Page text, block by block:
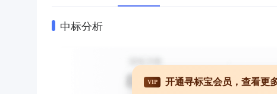
中标分析
VIP 开通寻标宝会员，查看更